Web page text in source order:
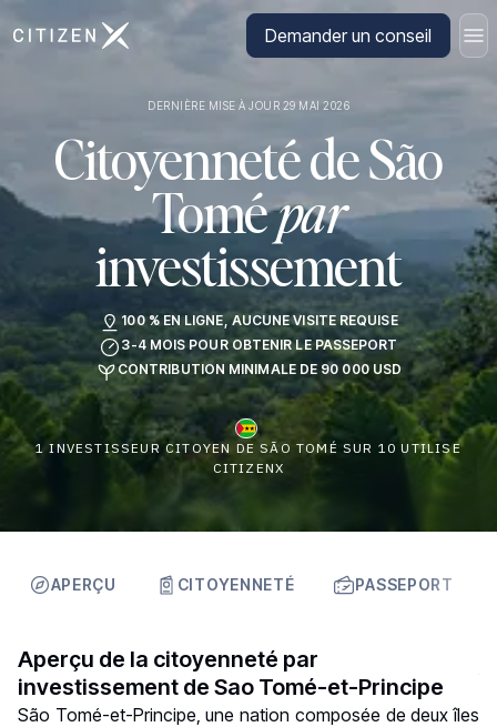
Aller à la page d'accueil de CitizenXDemander un conseil
DERNIÈRE MISE À JOUR 29 MAI 2026
Citoyenneté de São
Tomépar
investissement
100 % EN LIGNE, AUCUNE VISITE REQUISE
3-4 MOIS POUR OBTENIR LE PASSEPORT
CONTRIBUTION MINIMALE DE 90 000 USD
1 INVESTISSEUR CITOYEN DE SÃO TOMÉ SUR 10 UTILISE
CITIZENX
APERÇU CITOYENNETÉ PASSEPORT
Aperçu de la citoyenneté par
investissement de Sao Tomé-et-Principe
São Tomé-et-Principe, une nation composée de deux îles